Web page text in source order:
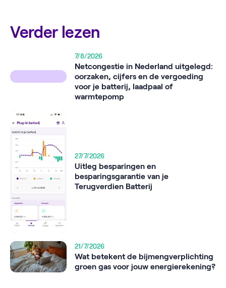
Verder lezen
7/8/2026
Netcongestie in Nederland uitgelegd:
oorzaken, cijfers en de vergoeding
voor je batterij, laadpaal of
warmtepomp
27/7/2026
Uitleg besparingen en
besparingsgarantie van je
Terugverdien Batterij
21/7/2026
Wat betekent de bijmengverplichting
groen gas voor jouw energierekening?